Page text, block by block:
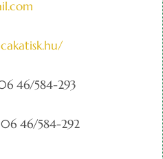
46/584-293
46/584-292